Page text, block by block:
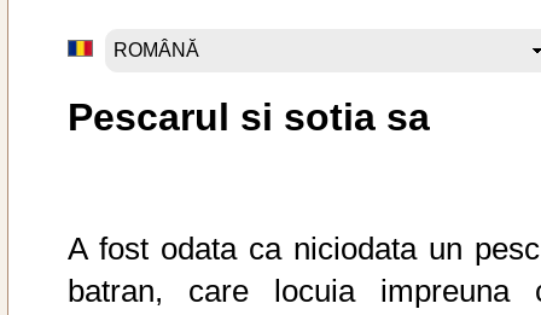
Pescarul si sotia sa
A fost odata ca niciodata un
batran, care locuia impreuna